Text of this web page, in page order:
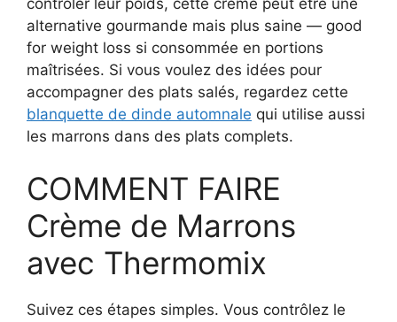
alternative gourmande mais plus saine — good
for weight loss si consommée en portions
maîtrisées. Si vous voulez des idées pour
accompagner des plats salés, regardez cette
blanquette de dinde automnale qui utilise aussi
les marrons dans des plats complets.
COMMENT FAIRE
Crème de Marrons
avec Thermomix
Suivez ces étapes simples. Vous contrôlez le